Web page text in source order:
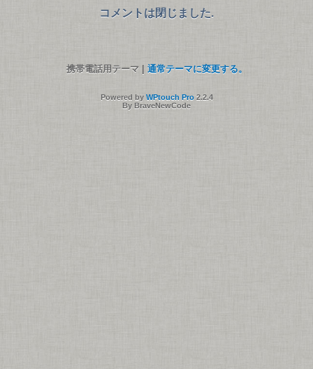
コメントは閉じました.
携帯電話用テーマ | 通常テーマに変更する。
Powered by WPtouch Pro2.2.4
By BraveNewCode